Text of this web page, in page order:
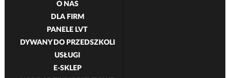
O NAS
DLA FIRM
PANELE LVT
DYWANY DO PRZEDSZKOLI
USŁUGI
E-SKLEP